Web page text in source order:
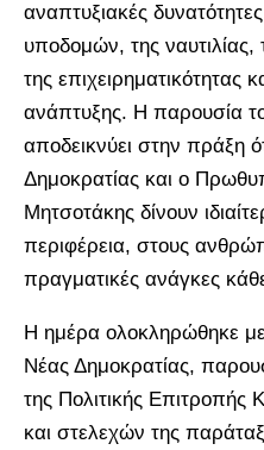
αναπτυξιακές
υποδομών, της
της επιχειρηματικότητας
ανάπτυξης. Η παρουσία
αποδεικνύει στην πράξη
Δημοκρατίας και ο
Μητσοτάκης δίνουν
περιφέρεια, στους
πραγματικές ανάγκες
Η ημέρα ολοκληρώθηκε με
Νέας Δημοκρατίας,
της Πολιτικής
και στελεχών της